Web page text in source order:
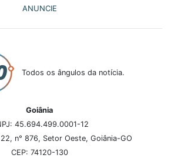
ANUNCIE
Todos os ângulos da notícia.
Goiânia
45.694.499.0001-12
n° 876, Setor Oeste, Goiânia-GO
CEP: 74120-130